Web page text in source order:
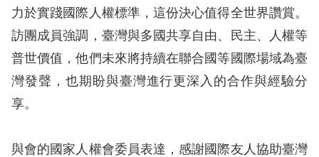
無
障
快
捷
力於實踐國際人權標準，這份決心值得全世界讚賞。
訪團成員強調，臺灣與多國共享自由、民主、人權等
普世價值，他們未來將持續在聯合國等國際場域為臺
灣發聲，也期盼與臺灣進行更深入的合作與經驗分
享。
與會的國家人權會委員表達，感謝國際友人協助臺灣